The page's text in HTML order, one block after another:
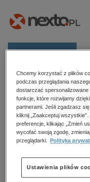
E-prasa
Kategorie
Zobacz wszystkie E-
budownictwo,
biznesowe,
edukacja
Strona główna Anna
Anna Wilk
Sortowanie
Chcemy korzystać z plików
podczas przeglądania
dostarczać
funkcje, które rozwijamy
partnerami. Jeśli zgadzasz
kliknij „Zaakceptuj
preferencje, klikając „Zmień
wycofać swoją zgodę,
przeglądarki.
Polityka
Ustawienia plików